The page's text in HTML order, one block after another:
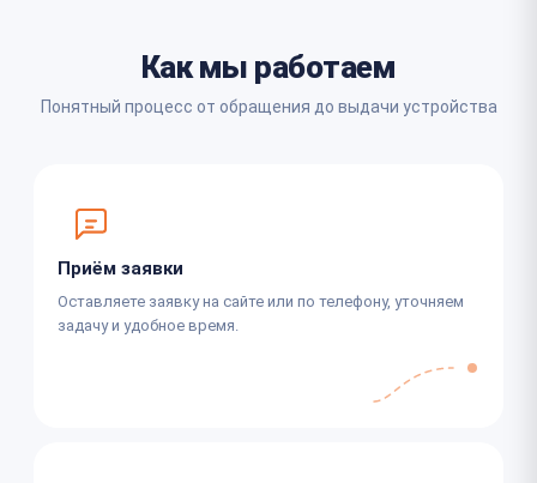
Как мы работаем
Понятный процесс от обращения до выдачи устройства
Приём заявки
Оставляете заявку на сайте или по телефону, уточняем
задачу и удобное время.